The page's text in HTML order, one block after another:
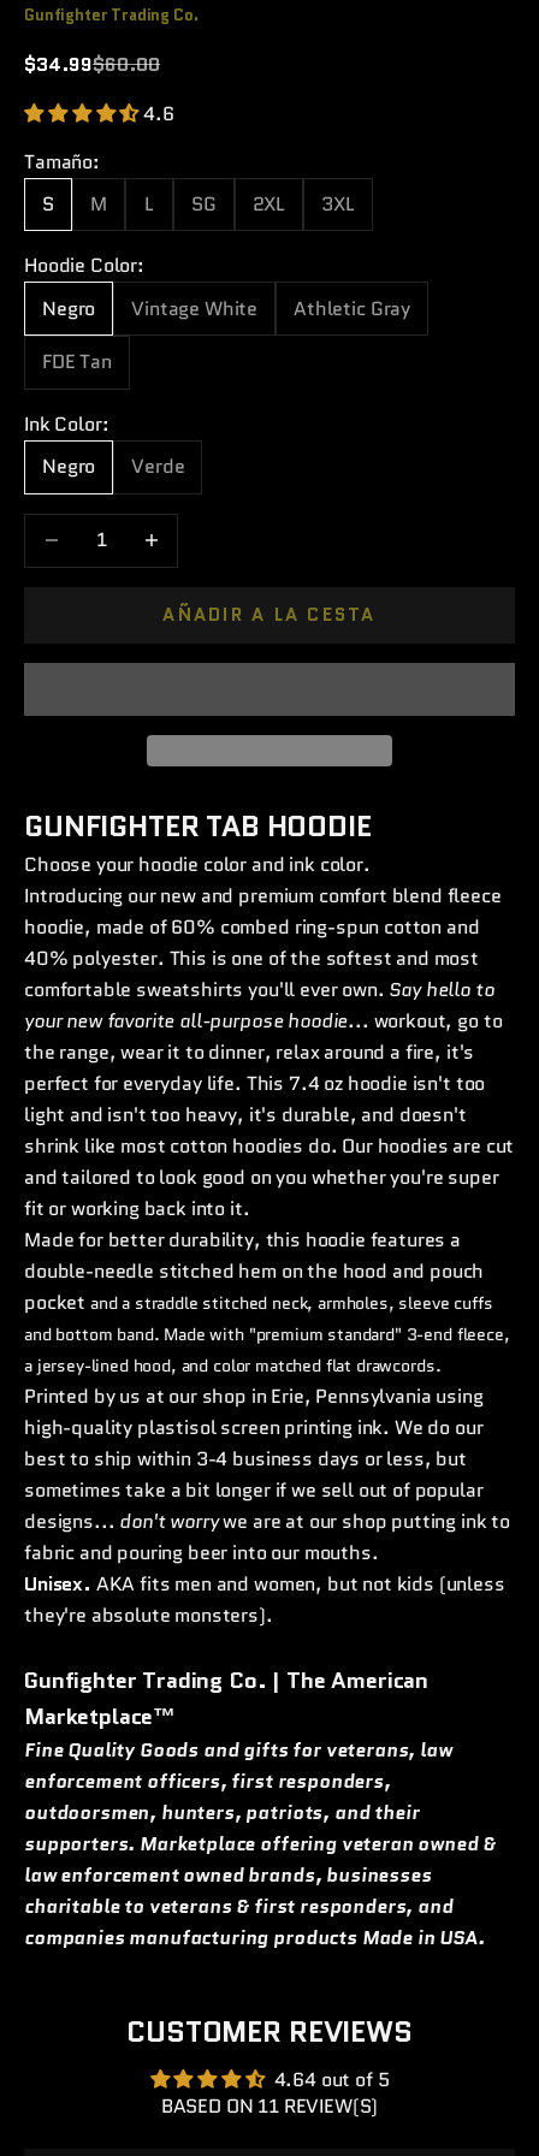
Gunfighter Trading Co.
Precio de oferta
$34.99Precio normal
$60.00
4.6
Tamaño:
S
M L SG 2XL 3XL
Hoodie Color:
Negro
Vintage White
Athletic Gray
FDE Tan
Ink Color:
Negro
Verde
Reducir cantidadAumentar cantidad
AÑADIR A LA CESTA
GUNFIGHTER TAB HOODIE
Choose your hoodie color and ink color.
Introducing our new and premium comfort blend fleece
hoodie, made of 60% combed ring-spun cotton and
40% polyester. This is one of the softest and most
comfortable sweatshirts you'll ever own. Say hello to
your new favorite all-purpose hoodie... workout, go to
the range, wear it to dinner, relax around a fire, it's
perfect for everyday life. This 7.4 oz hoodie isn't too
light and isn't too heavy, it's durable, and doesn't
shrink like most cotton hoodies do. Our hoodies are cut
and tailored to look good on you whether you're super
fit or working back into it.
Made for better durability, this hoodie features a
double-needle stitched hem on the hood and pouch
pocket and a straddle stitched neck, armholes, sleeve cuffs
and bottom band. Made with "premium standard" 3-end fleece,
a jersey-lined hood, and color matched flat drawcords.
Printed by us at our shop in Erie, Pennsylvania using
high-quality plastisol screen printing ink. We do our
best to ship within 3-4 business days or less, but
sometimes take a bit longer if we sell out of popular
designs... don't worrywe are at our shop putting ink to
fabric and pouring beer into our mouths.
Unisex. AKA fits men and women, but not kids (unless
they're absolute monsters).
Gunfighter Trading Co. | The American
Marketplace™
Fine Quality Goods and gifts for veterans, law
enforcement officers, first responders,
outdoorsmen, hunters, patriots, and their
supporters. Marketplace offering veteran owned &
law enforcement owned brands, businesses
charitable to veterans & first responders, and
companies manufacturing products Made in USA.
CUSTOMER REVIEWS
4.64 out of 5
BASED ON 11 REVIEW(S)